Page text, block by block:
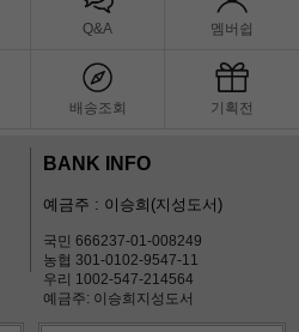
Q&A 멤버쉽
배송조회 기획전
BANK INFO
예금주 : 이승희(지성도서)
국민 666237-01-008249
농협 301-0102-9547-11
우리 1002-547-214564
예금주: 이승희지성도서